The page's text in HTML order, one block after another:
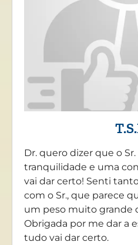
Dr. quero dizer que o
tranquilidade e uma
vai dar certo! Senti
com o Sr., que parece
um peso muito grande
Obrigada por me dar a
tudo vai dar certo.